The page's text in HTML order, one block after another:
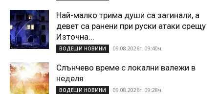
Най-малко трима души са загинали, а
девет са ранени при руски атаки срещу
Източна...
ВОДЕЩИ НОВИНИ 09.08.2026г. 09:40ч.
Слънчево време с локални валежи в
неделя
ВОДЕЩИ НОВИНИ 09.08.2026г. 09:28ч.